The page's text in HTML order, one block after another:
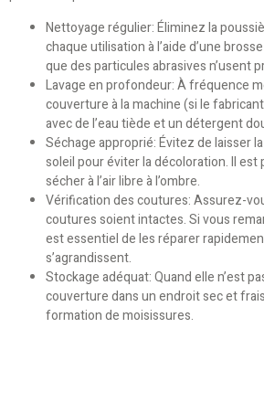
Nettoyage régulier: Éliminez la
chaque utilisation à l’aide d’une
que des particules abrasives n’usent
Lavage en profondeur: À fréquence
couverture à la machine (si le
avec de l’eau tiède et un détergent
Séchage approprié: Évitez de laisser
soleil pour éviter la décoloration. Il est
sécher à l’air libre à l’ombre.
Vérification des coutures: Assurez-
coutures soient intactes. Si vous
est essentiel de les réparer
s’agrandissent.
Stockage adéquat: Quand elle n’est
couverture dans un endroit sec et
formation de moisissures.